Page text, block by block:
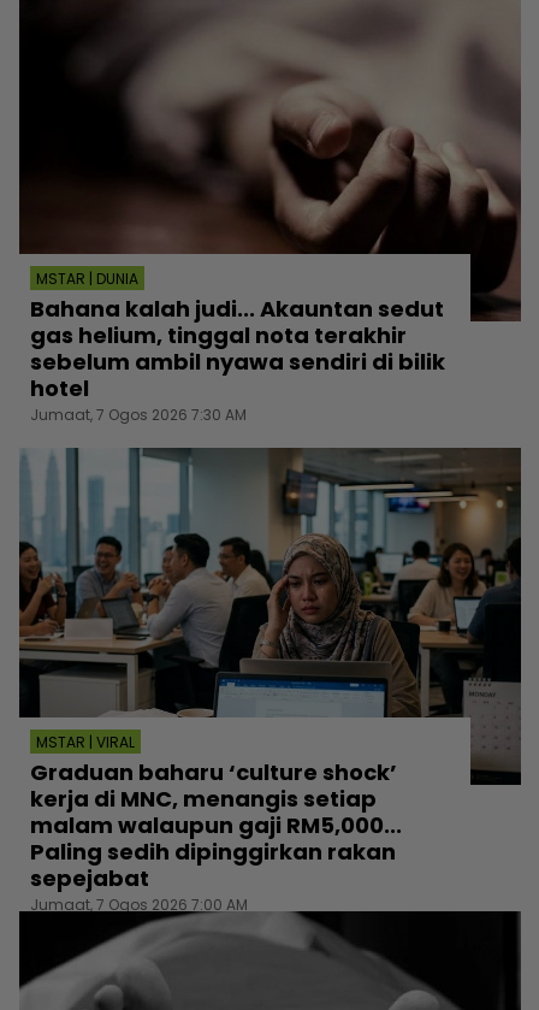
MSTAR | DUNIA
Bahana kalah judi... Akauntan sedut
gas helium, tinggal nota terakhir
sebelum ambil nyawa sendiri di bilik
hotel
Jumaat, 7 Ogos 2026 7:30 AM
MSTAR | VIRAL
Graduan baharu ‘culture shock’
kerja di MNC, menangis setiap
malam walaupun gaji RM5,000...
Paling sedih dipinggirkan rakan
sepejabat
Jumaat, 7 Ogos 2026 7:00 AM